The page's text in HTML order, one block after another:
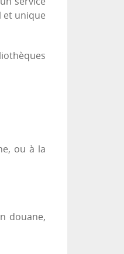
et unique
ou à la
douane,